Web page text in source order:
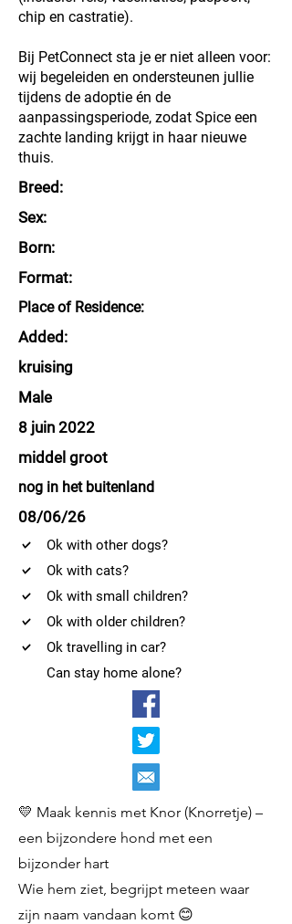
chip en castratie).
Bij PetConnect sta je er niet alleen voor:
wij begeleiden en ondersteunen jullie
tijdens de adoptie én de
aanpassingsperiode, zodat Spice een
zachte landing krijgt in haar nieuwe
thuis.
Breed:
Sex:
Born:
Format:
Place of Residence:
Added:
kruising
Male
8 juin 2022
middel groot
nog in het buitenland
08/06/26
Ok with other dogs?
Ok with cats?
Ok with small children?
Ok with older children?
Ok travelling in car?
Can stay home alone?
💛 Maak kennis met Knor (Knorretje) –
een bijzondere hond met een
bijzonder hart
Wie hem ziet, begrijpt meteen waar
zijn naam vandaan komt 😊